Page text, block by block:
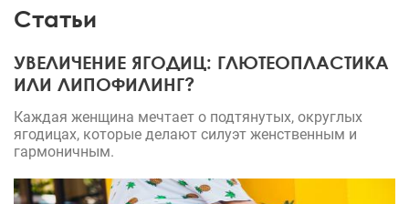
Статьи
УВЕЛИЧЕНИЕ ЯГОДИЦ: ГЛЮТЕОПЛАСТИКА
ИЛИ ЛИПОФИЛИНГ?
Каждая женщина мечтает о подтянутых, округлых
ягодицах, которые делают силуэт женственным и
гармоничным.